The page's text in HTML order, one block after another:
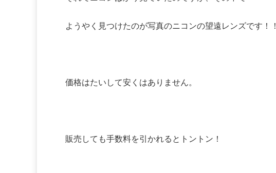
ようやく見つけたのが写真のニコンの望遠レンズです！！
価格はたいして安くはありません。
販売しても手数料を引かれるとトントン！